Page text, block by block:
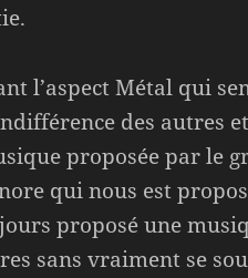
l’aspect Métal qui
des autres
proposée par le
qui nous est
proposé une
sans vraiment se